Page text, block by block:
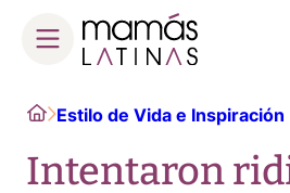
content
HomeEstilo de Vida e Inspiración
Intentaron